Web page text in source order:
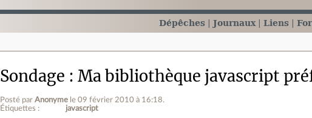
Dépêches Journaux Liens
Sondage Ma bibliothèque javascript
Posté parAnonyme le 09 février 2010 à 16:18.
Étiquettes :
javascript